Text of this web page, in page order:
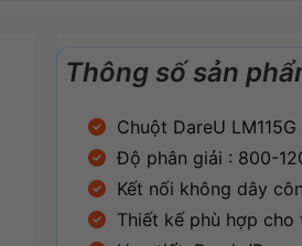
Thông số sản
Chuột DareU LM115G
Độ phân giải : 800-
Kết nối không dây
Thiết kế phù hợp cho